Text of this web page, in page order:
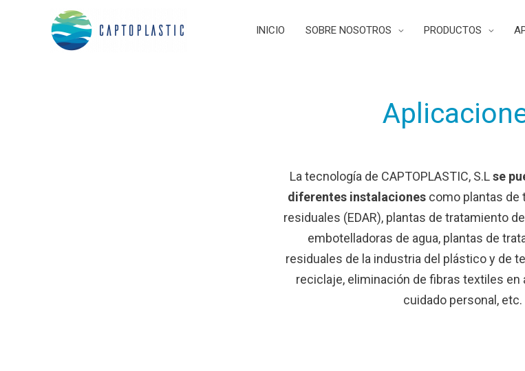
INICIO SOBRE NOSOTROS PRODUCTOS
La tecnología de CAPTOPLASTIC, S.Lse
diferentes instalacionescomo plantas de
residuales (EDAR), plantas de tratamiento
embotelladoras de agua, plantas de
residuales de la industria del plástico y de
reciclaje, eliminación de fibras textiles en
cuidado personal, etc.